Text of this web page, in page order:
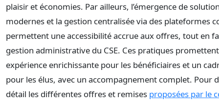
plaisir et économies. Par ailleurs, l’émergence de
modernes et la gestion centralisée via des plateformes
permettent une accessibilité accrue aux offres, tout en
gestion administrative du CSE. Ces pratiques
expérience enrichissante pour les bénéficiaires et un
pour les élus, avec un accompagnement complet. Pour
détail les différentes offres et remises proposées par le